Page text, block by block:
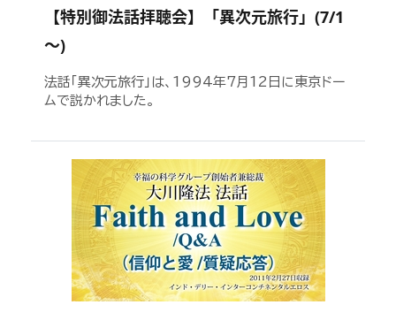
【特別御法話拝聴会】「異次元旅行」(7/1
～)
法話「異次元旅行」は、1994年7月12日に東京ドー
ムで説かれました。